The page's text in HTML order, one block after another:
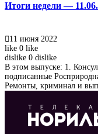
Итоги недели —
11 июня 2022
like 0 like
dislike 0 dislike
В этом выпуске: 1.
подписанные
Ремонты, криминал и